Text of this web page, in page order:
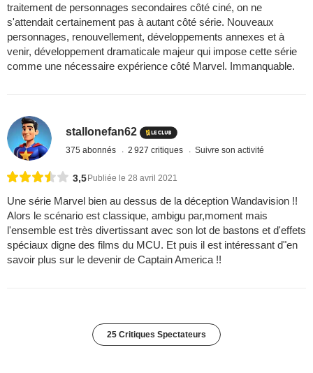
traitement de personnages secondaires côté ciné, on ne
s'attendait certainement pas à autant côté série. Nouveaux
personnages, renouvellement, développements annexes et à
venir, développement dramaticale majeur qui impose cette série
comme une nécessaire expérience côté Marvel. Immanquable.
stallonefan62
375 abonnés 2 927 critiques Suivre son activité
3,5 Publiée le 28 avril 2021
Une série Marvel bien au dessus de la déception Wandavision !!
Alors le scénario est classique, ambigu par,moment mais
l'ensemble est très divertissant avec son lot de bastons et d'effets
spéciaux digne des films du MCU. Et puis il est intéressant d"en
savoir plus sur le devenir de Captain America !!
25 Critiques Spectateurs